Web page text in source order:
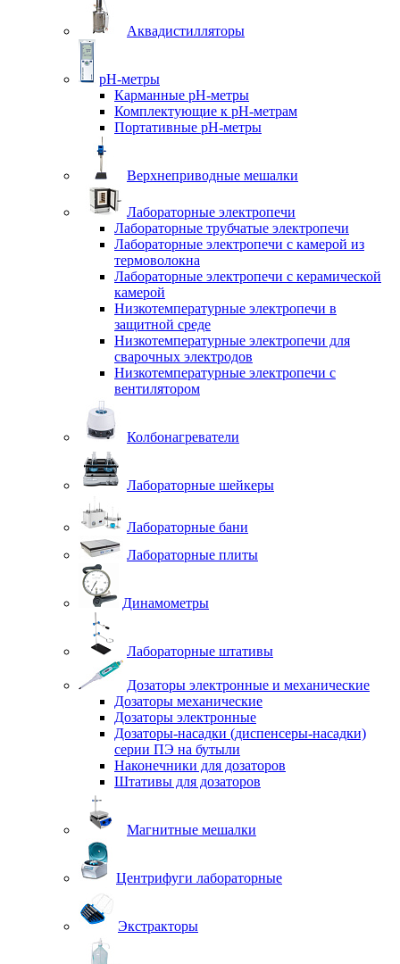
Аквадистилляторы
pH-метры
Карманные pH-метры
Комплектующие к pH-метрам
Портативные pH-метры
Верхнеприводные мешалки
Лабораторные электропечи
Лабораторные трубчатые электропечи
Лабораторные электропечи с камерой из
термоволокна
Лабораторные электропечи с керамической
камерой
Низкотемпературные электропечи в
защитной среде
Низкотемпературные электропечи для
cварочных электродов
Низкотемпературные электропечи с
вентилятором
Колбонагреватели
Лабораторные шейкеры
Лабораторные бани
Лабораторные плиты
Динамометры
Лабораторные штативы
Дозаторы электронные и механические
Дозаторы механические
Дозаторы электронные
Дозаторы-насадки (диспенсеры-насадки)
серии ПЭ на бутыли
Наконечники для дозаторов
Штативы для дозаторов
Магнитные мешалки
Центрифуги лабораторные
Экстракторы